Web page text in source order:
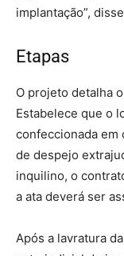
implantação”,
Etapas
O projeto detalha
Estabelece que o
confeccionada em
de despejo
inquilino, o
a ata deverá ser
Após a lavratura